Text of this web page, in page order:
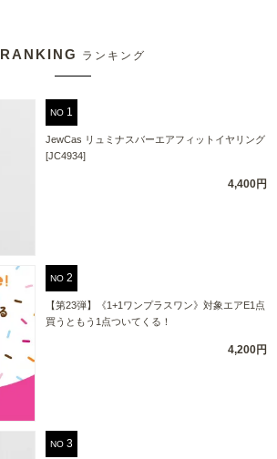
RANKING ランキング
NO
JewCas リュミナスバーエアフィットイヤリング
[JC4934]
4,400円
NO
【第23弾】《1+1ワンプラスワン》対象エアE1点
買うともう1点ついてくる！
4,200円
NO